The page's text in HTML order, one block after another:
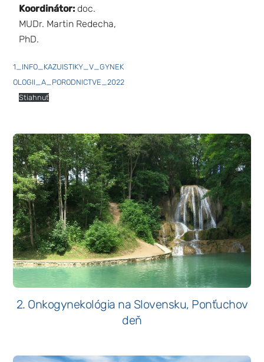
Koordinátor: doc.
MUDr. Martin Redecha,
PhD.
1_INFO_KAZUISTIKY_V_GYNEK
OLOGII_A_PORODNICTVE_2022
Stiahnuť
2. Onkogynekológia na Slovensku, Ponťuchov
deň